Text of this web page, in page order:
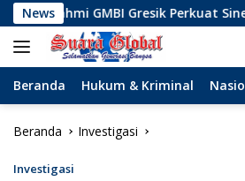
Langsung
ke
konten
NewsSinergi dengan Komunitas
Beranda Hukum & Kriminal
Beranda Investigasi
Investigasi